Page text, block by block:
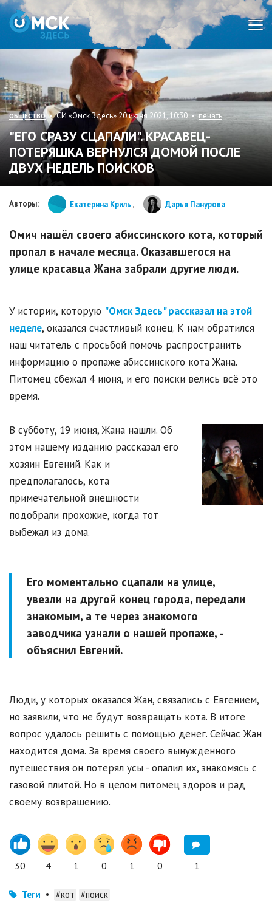
ОБЩЕСТВО• СИ «Омск Здесь» 20 июня 2021, 10:30 •печать
"ЕГО СРАЗУ СЦАПАЛИ". КРАСАВЕЦ-
ПОТЕРЯШКА ВЕРНУЛСЯ ДОМОЙ ПОСЛЕ
ДВУХ НЕДЕЛЬ ПОИСКОВ
Авторы: Екатерина Криль , Дарья Панурова
Омич нашёл своего абиссинского кота, который
пропал в начале месяца. Оказавшегося на
улице красавца Жана забрали другие люди.
У истории, которую "Омск Здесь" рассказал на этой
неделе, оказался счастливый конец. К нам обратился
наш читатель с просьбой помочь распространить
информацию о пропаже абиссинского кота Жана.
Питомец сбежал 4 июня, и его поиски велись всё это
время.
В субботу, 19 июня, Жана нашли. Об
этом нашему изданию рассказал его
хозяин Евгений. Как и
предполагалось, кота
примечательной внешности
подобрали прохожие, когда тот
выбежал из дома.
Его моментально сцапали на улице,
увезли на другой конец города, передали
знакомым, а те через знакомого
заводчика узнали о нашей пропаже, -
объяснил Евгений.
Люди, у которых оказался Жан, связались с Евгением,
но заявили, что не будут возвращать кота. В итоге
вопрос удалось решить с помощью денег. Сейчас Жан
находится дома. За время своего вынужденного
путешествия он потерял усы - опалил их, знакомясь с
газовой плитой. Но в целом питомец здоров и рад
своему возвращению.
30 4 1 0 1 0 1
Теги • #кот #поиск